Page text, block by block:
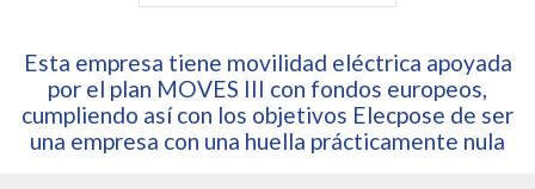
Esta empresa tiene movilidad eléctrica apoyada
por el plan MOVES III con fondos europeos,
cumpliendo así con los objetivos Elecpose de ser
una empresa con una huella prácticamente nula